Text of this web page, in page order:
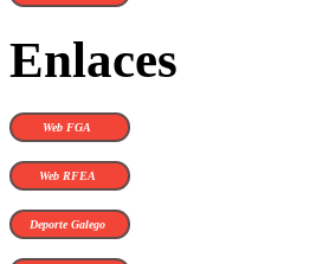
Enlaces
Web FGA
Web RFEA
Deporte Galego